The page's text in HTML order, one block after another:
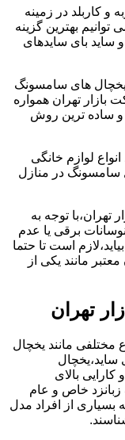
و کاربلد در زمینه
بهترین گزینه
بای سایدهای
یخچال های سامسونگ
بازار تهران همواره
و ساده ترین روش
لوازم خانگی
سامسونگ در منازل
تهران،با توجه به
برقی یا عدم
است تا حتما
مانند یکی از
تهران
مانند یخچال
ساید،یخچال
بالای
خاص و عام
از افراد مدل